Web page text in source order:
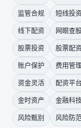
监管合规 短线投资
线下配资 网眼查
股票投资 股票配资
账户保护 费用管
资金灵活 配资平台
金时资产 金融科技
风险甄别 风险防